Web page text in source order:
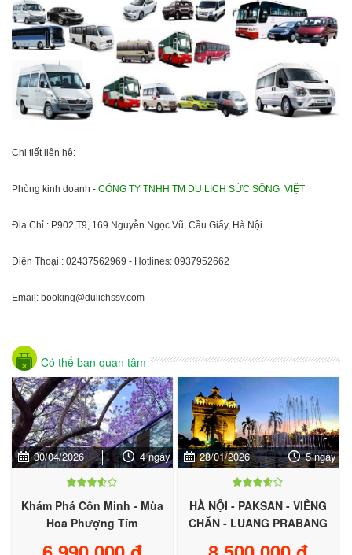
Chi tiết liên hệ:
Phòng kinh doanh - CÔNG TY TNHH TM DU LICH SỨC SỐNG VIỆT
Địa Chỉ : P902,T9, 169 Nguyễn Ngọc Vũ, Cầu Giấy, Hà Nội
Điện Thoại : 02437562969 - Hotlines: 0937952662
Email: booking@dulichssv.com
Có thể bạn quan tâm
30/04/2026 4 ngày
Khám Phá Côn Minh - Mùa
Hoa Phượng Tím
28/01/2026 5 ngày
HÀ NỘI - PAKSAN - VIÊNG
CHĂN - LUANG PRABANG